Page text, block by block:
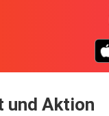
und Aktion